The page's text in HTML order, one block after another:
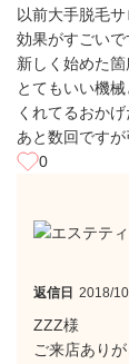
以前大手脱毛
効果がすごいで
新しく始めた箇
とてもいい機
くれてるおかげ
あと数回ですが
0
返信日 2018/
ZZZ様
ご来店あり